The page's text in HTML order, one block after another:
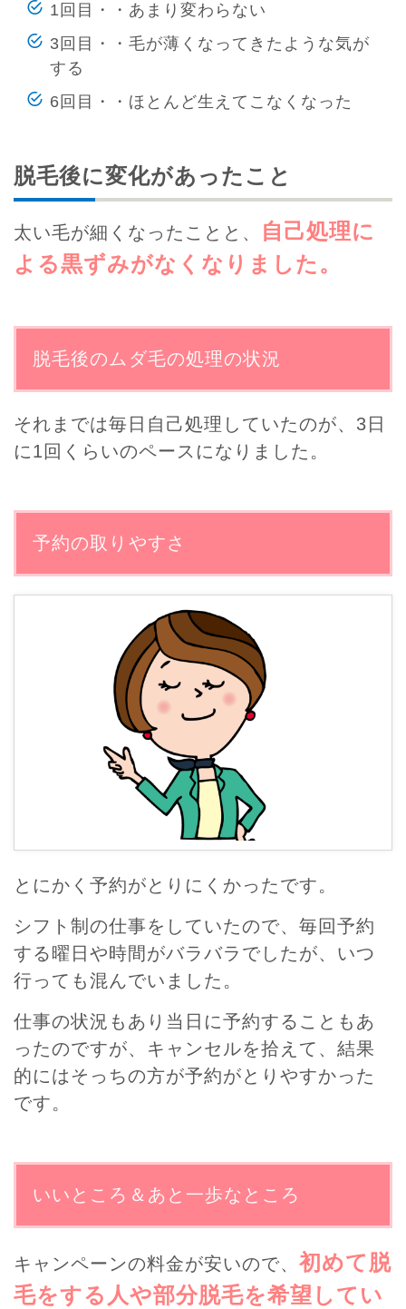
1回目・・あまり変わらない
3回目・・毛が薄くなってきたような気が
する
6回目・・ほとんど生えてこなくなった
脱毛後に変化があったこと
太い毛が細くなったことと、
自己処理に
よる黒ずみがなくなりました。
脱毛後のムダ毛の処理の状況
それまでは毎日自己処理していたのが、3日
に1回くらいのペースになりました。
予約の取りやすさ
とにかく予約がとりにくかったです。
シフト制の仕事をしていたので、毎回予約
する曜日や時間がバラバラでしたが、いつ
行っても混んでいました。
仕事の状況もあり当日に予約することもあ
ったのですが、キャンセルを拾えて、結果
的にはそっちの方が予約がとりやすかった
です。
いいところ＆あと一歩なところ
キャンペーンの料金が安いので、 初めて脱
毛をする人や部分脱毛を希望してい